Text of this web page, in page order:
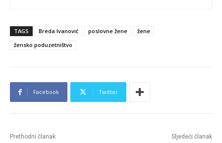
TAGS Breda Ivanović poslovne žene
žene
žensko poduzetništvo
Facebook Twitter
Prethodni članak Sljedeći članak